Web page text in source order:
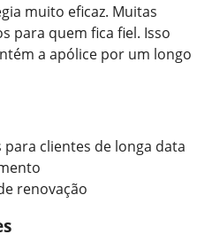
muito eficaz. Muitas
para quem fica fiel. Isso
a apólice por um longo
clientes de longa data
renovação